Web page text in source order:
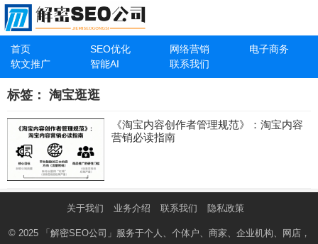
首页 SEO优化 网络营销
电子商务
软文推广
智能AI 联系我们
标签： 淘宝逛逛
《淘宝内容创作者管理规范》：淘宝内容
营销必读指南
关于我们 业务介绍 联系我们 隐私政策
© 2025 「解密SEO公司」 服务于个人、个体户、商家、企业机构、网店，